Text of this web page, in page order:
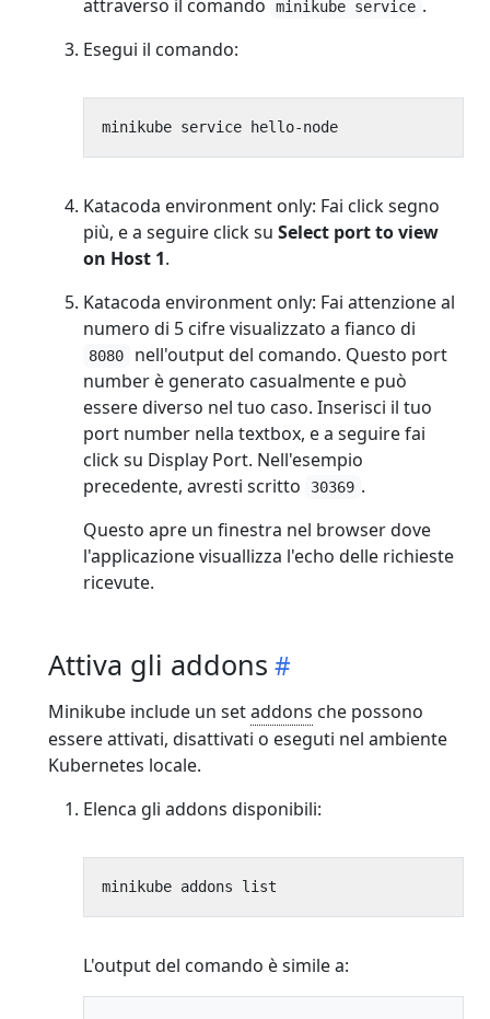
attraverso il comando
minikube service .
Esegui il comando:
Katacoda environment only: Fai click segno
più, e a seguire click su Select port to view
on Host 1.
Katacoda environment only: Fai attenzione al
numero di 5 cifre visualizzato a fianco di
8080
nell'output del comando. Questo port
number è generato casualmente e può
essere diverso nel tuo caso. Inserisci il tuo
port number nella textbox, e a seguire fai
click su Display Port. Nell'esempio
precedente, avresti scritto
30369 .
Questo apre un finestra nel browser dove
l'applicazione visuallizza l'echo delle richieste
ricevute.
Attiva gli addons
Minikube include un setaddons che possono
essere attivati, disattivati o eseguti nel ambiente
Kubernetes locale.
Elenca gli addons disponibili:
L'output del comando è simile a: